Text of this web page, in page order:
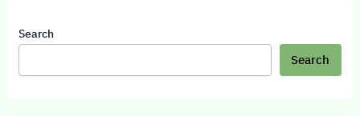
Search
Search